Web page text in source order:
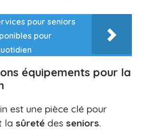
pour seniors
pour
équipements pour la
est une pièce clé pour
la sûreté des seniors.